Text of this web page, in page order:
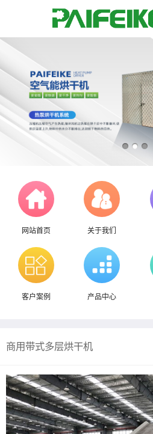
网站首页 关于我们
客户案例 产品中心
商用带式多层烘干机